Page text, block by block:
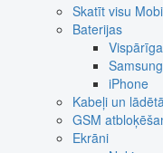
Skatīt visu
Baterijas
iPhone
Kabeļi un
GSM
Ekrāni